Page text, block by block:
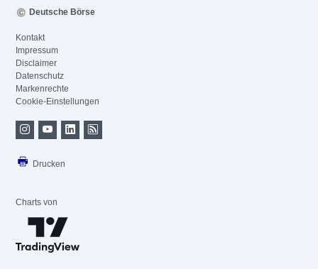
Deutsche Börse
Kontakt
Impressum
Disclaimer
Datenschutz
Markenrechte
Cookie-Einstellungen
Drucken
Charts von